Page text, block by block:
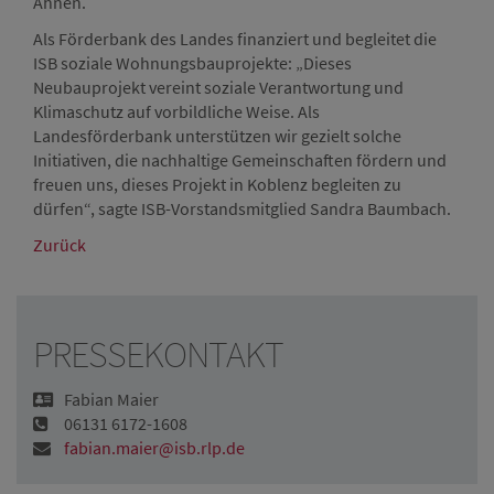
Als Förderbank des Landes finanziert und begleitet die
ISB soziale Wohnungsbauprojekte: „Dieses
Neubauprojekt vereint soziale Verantwortung und
Klimaschutz auf vorbildliche Weise. Als
Landesförderbank unterstützen wir gezielt solche
Initiativen, die nachhaltige Gemeinschaften fördern und
freuen uns, dieses Projekt in Koblenz begleiten zu
dürfen“, sagte ISB-Vorstandsmitglied Sandra Baumbach.
Zurück
PRESSEKONTAKT
Fabian Maier
06131 6172-1608
fabian.maier@isb.rlp.de